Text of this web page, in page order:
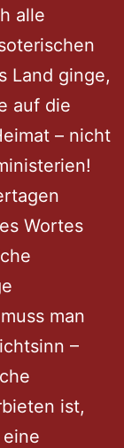
alle
Land ginge,
auf die
– nicht
Wortes
man
–
ist,